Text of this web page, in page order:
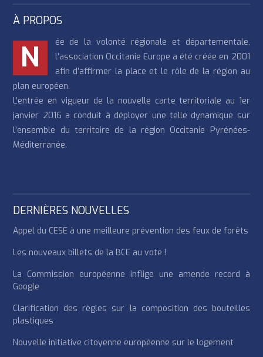
À PROPOS
N
ée de la volonté régionale et départementale,
l’association Occitanie Europe a été créée en 2001
afin d’affirmer la place et le rôle de la région au
plan européen.
L’entrée en vigueur de la nouvelle carte territoriale au 1er
janvier 2016 a conduit à déployer une telle dynamique sur
l’ensemble du territoire de la région Occitanie Pyrénées-
Méditerranée.
DERNIÈRES NOUVELLES
Appel du CESE à une meilleure prévention des feux de forêts
Les nouveaux billets de la BCE au vote !
La Commission européenne inflige une amende record à
Google
Clarification des règles sur la composition des bouteilles
plastiques
Nouvelle initiative citoyenne européenne sur le logement